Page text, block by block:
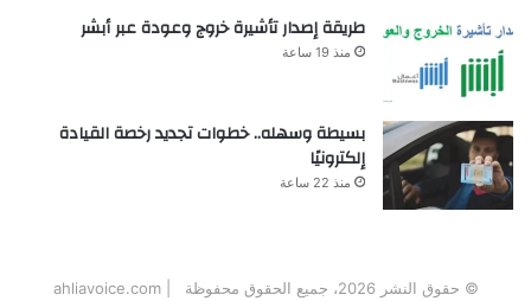
طريقة إصدار تأشيرة خروج وعودة عبر أبشر
منذ 19 ساعة
بسيطة وسهله.. خطوات تجديد رخصة القيادة
إلكترونيًا
منذ 22 ساعة
© حقوق النشر 2026، جميع الحقوق محفوظة | ahliavoice.com